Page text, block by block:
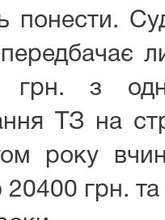
понести.
грн. з
ТЗ
року
грн. та